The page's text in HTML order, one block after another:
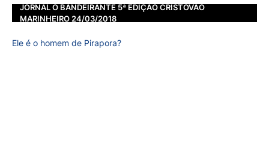
JORNAL O BANDEIRANTE 5ª EDIÇÃO CRISTOVÃO
MARINHEIRO 24/03/2018
Ele é o homem de Pirapora?